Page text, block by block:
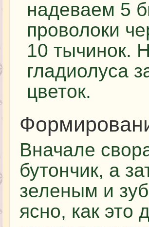
надеваем 5
проволоки
10 тычинок.
гладиолуса
цветок.
Вначале
бутончик, а
зеленым и
ясно, как это